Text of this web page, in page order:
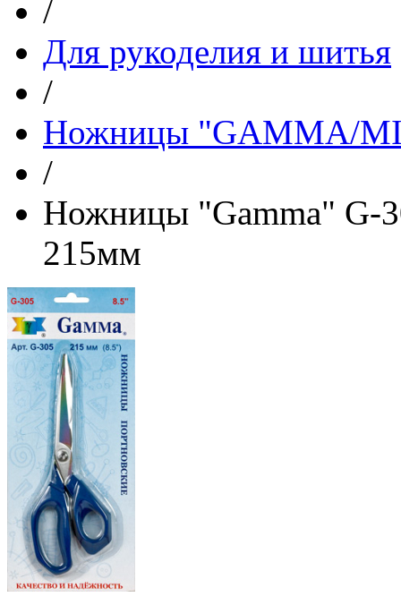
/
Для рукоделия и шитья
/
Ножницы "GAMMA/
/
Ножницы "Gamma" G-
215мм